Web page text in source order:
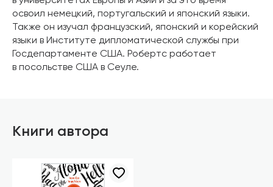
освоил немецкий, португальский и японский языки.
Также он изучал французский, японский и корейский
языки в Институте дипломатической службы при
Госдепартаменте США. Робертс работает
в посольстве США в Сеуле.
Книги автора